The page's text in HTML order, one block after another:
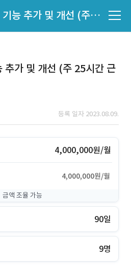
유아교육 플랫폼 기능 추가 및 개선 (주 25시간 근무)
추가 및 개선 (주 25시간 근
등록 일자 2023.08.09.
4,000,000원/월
4,000,000원/월
금액 조율 가능
90일
9명